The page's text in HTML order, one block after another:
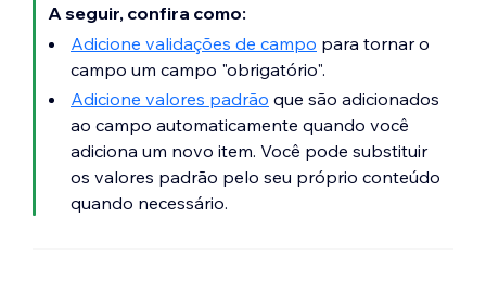
A seguir, confira como:
Adicione validações de campo para tornar o
campo um campo "obrigatório".
Adicione valores padrão que são adicionados
ao campo automaticamente quando você
adiciona um novo item. Você pode substituir
os valores padrão pelo seu próprio conteúdo
quando necessário.